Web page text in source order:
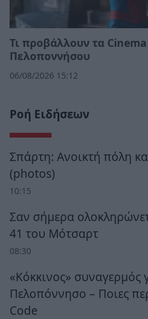
Τι προβάλλουν τα
Πελοποννήσου
06/08/2026 15:12
Ροή Ειδήσεων
Σπάρτη: Ανοικτή πόλη
(photos)
10:15
Σαν σήμερα
41 του Μότσαρτ
08:30
«Κόκκινος» συναγερμός
Πελοπόννησο – Ποιες
Code